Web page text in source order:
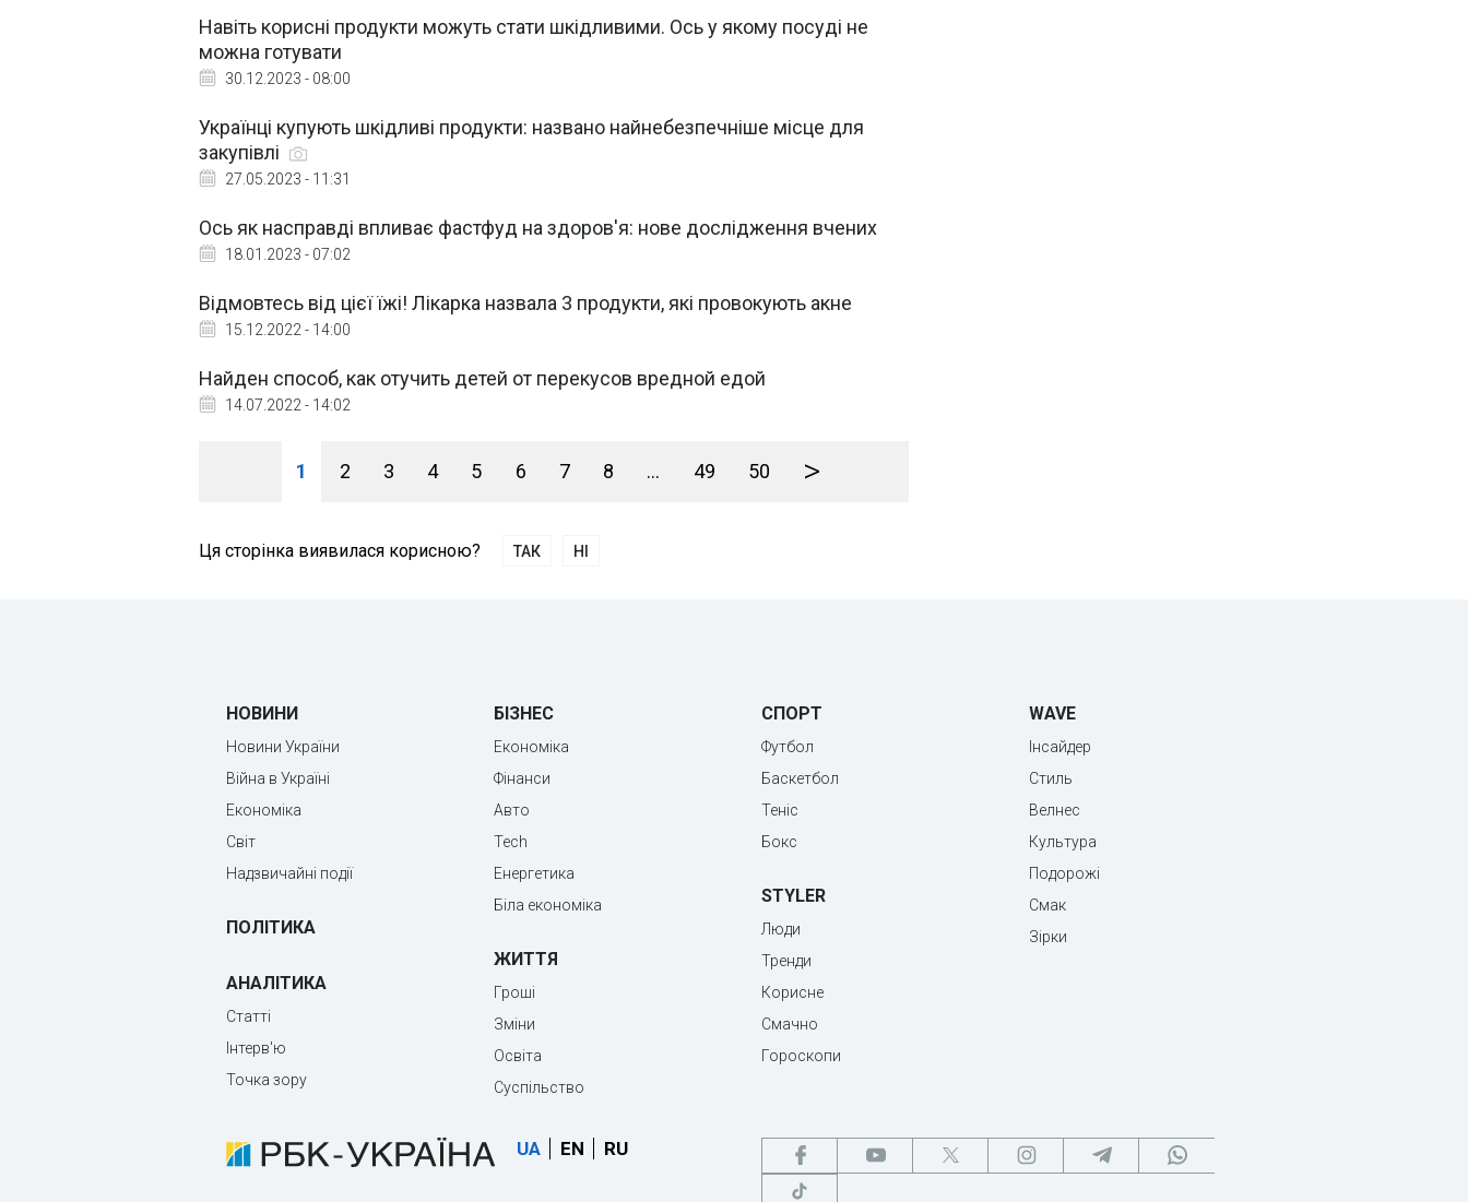
Навіть корисні продукти можуть стати шкідливими. Ось у якому посуді не
можна готувати
30.12.2023 - 08:00
Українці купують шкідливі продукти: названо найнебезпечніше місце для
закупівлі
27.05.2023 - 11:31
Ось як насправді впливає фастфуд на здоров'я: нове дослідження вчених
18.01.2023 - 07:02
Відмовтесь від цієї їжі! Лікарка назвала 3 продукти, які провокують акне
15.12.2022 - 14:00
Найден способ, как отучить детей от перекусов вредной едой
14.07.2022 - 14:02
1 2 3 4 5 6 7 8 ... 49 50 >
Ця сторінка виявилася корисною? ТАК НІ
НОВИНИ
Новини України
Війна в Україні
Економіка
Світ
Надзвичайні події
ПОЛІТИКА
АНАЛІТИКА
Статті
Інтерв'ю
Точка зору
БІЗНЕС
Економіка
Фінанси
Авто
Tech
Енергетика
Біла економіка
ЖИТТЯ
Гроші
Зміни
Освіта
Суспільство
СПОРТ
Футбол
Баскетбол
Теніс
Бокс
STYLER
Люди
Тренди
Корисне
Смачно
Гороскопи
WAVE
Інсайдер
Стиль
Велнес
Культура
Подорожі
Смак
Зірки
UA EN RU